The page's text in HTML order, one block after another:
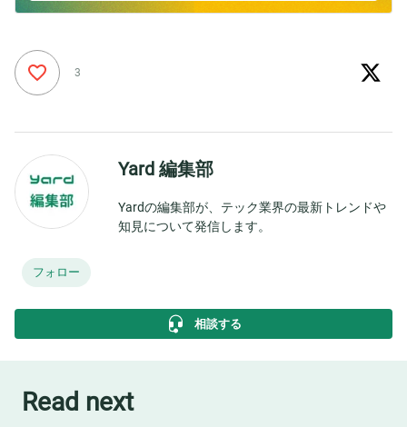
3
Yard 編集部
Yardの編集部が、テック業界の最新トレンドや
知見について発信します。
フォロー
相談する
Read next